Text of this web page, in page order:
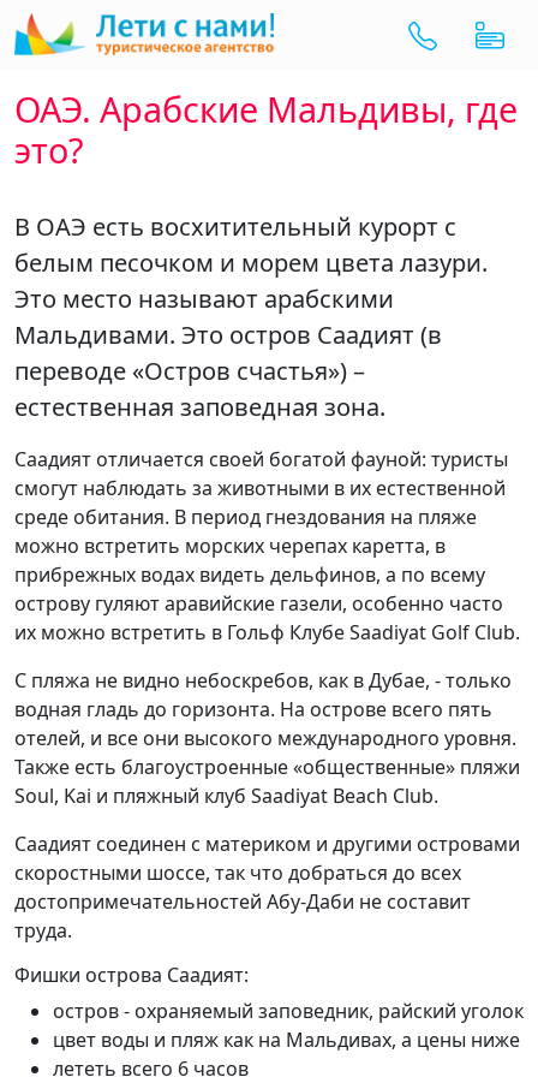
ОАЭ. Арабские Мальдивы, где
это?
В ОАЭ есть восхитительный курорт с
белым песочком и морем цвета лазури.
Это место называют арабскими
Мальдивами. Это остров Саадият (в
переводе «Остров счастья») –
естественная заповедная зона.
Саадият отличается своей богатой фауной: туристы
смогут наблюдать за животными в их естественной
среде обитания. В период гнездования на пляже
можно встретить морских черепах каретта, в
прибрежных водах видеть дельфинов, а по всему
острову гуляют аравийские газели, особенно часто
их можно встретить в Гольф Клубе Saadiyat Golf Club.
С пляжа не видно небоскребов, как в Дубае, - только
водная гладь до горизонта. На острове всего пять
отелей, и все они высокого международного уровня.
Также есть благоустроенные «общественные» пляжи
Soul, Kai и пляжный клуб Saadiyat Beach Club.
Саадият соединен с материком и другими островами
скоростными шоссе, так что добраться до всех
достопримечательностей Абу-Даби не составит
труда.
Фишки острова Саадият:
остров - охраняемый заповедник, райский уголок
цвет воды и пляж как на Мальдивах, а цены ниже
лететь всего 6 часов